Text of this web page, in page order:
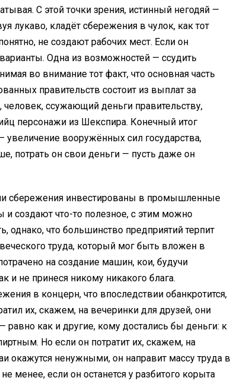
С этой точки зрения, истинный негодяй —
лукаво, кладёт сбережения в чулок, как тот
не создают рабочих мест. Если он
Одна из возможностей — ссудить
во внимание тот факт, что основная часть
правительств состоит из выплат за
ссужающий деньги правительству,
персонажи из Шекспира. Конечный итог
увеличение вооружённых сил государства,
потрать он свои деньги — пусть даже он
сбережения инвестированы в промышленные
и создают что-то полезное, с этим можно
однако, что большинство предприятий терпит
труда, который мог быть вложен в
на создание машин, кои, будучи
и не принеся никому никакого блага.
в концерн, что впоследствии обанкротится,
их, скажем, на вечеринки для друзей, они
как и другие, кому достались бы деньги: к
Но если он потратит их, скажем, на
окажутся ненужными, он направит массу труда в
менее, если он останется у разбитого корыта